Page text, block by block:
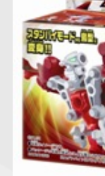
仮面ライダーシリ
ズ
PROJECT R.E.D.
スーパー戦隊シリ
ズ
キャラパキ
つりグミ